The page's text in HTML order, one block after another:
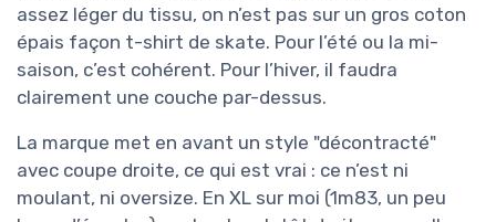
assez léger du tissu, on n’est pas sur un gros coton
épais façon t-shirt de skate. Pour l’été ou la mi-
saison, c’est cohérent. Pour l’hiver, il faudra
clairement une couche par-dessus.
La marque met en avant un style "décontracté"
avec coupe droite, ce qui est vrai : ce n’est ni
moulant, ni oversize. En XL sur moi (1m83, un peu